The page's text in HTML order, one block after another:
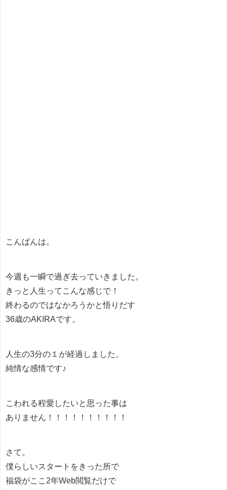
こんばんは。
今週も一瞬で過ぎ去っていきました。
きっと人生ってこんな感じで！
終わるのではなかろうかと悟りだす
36歳のAKIRAです。
人生の3分の１が経過しました。
純情な感情です♪
こわれる程愛したいと思った事は
ありません！！！！！！！！！！
さて。
僕らしいスタートをきった所で
福袋がここ2年Web閲覧だけで